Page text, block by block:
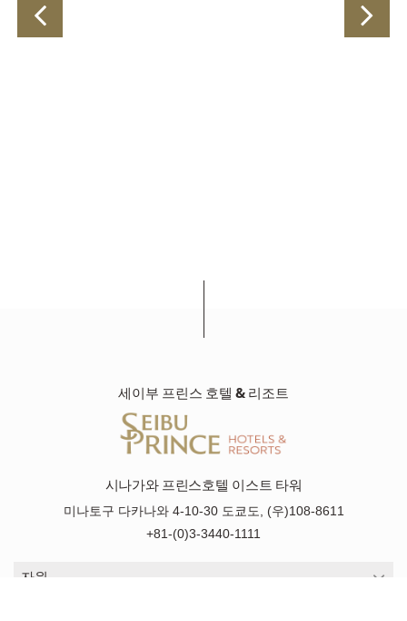
세이부 프린스 호텔 & 리조트
시나가와 프린스호텔 이스트 타워
미나토구 다카나와 4-10-30 도쿄도, (우)108-8611
+81-(0)3-3440-1111
자원